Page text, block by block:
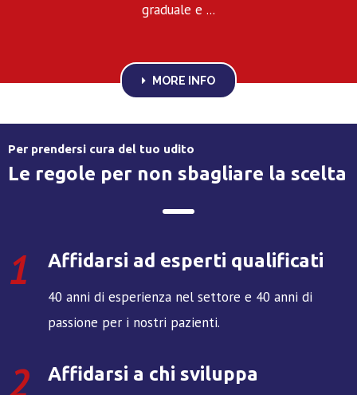
graduale e ...
MORE INFO
Per prendersi cura del tuo udito
Le regole per non sbagliare la scelta
1 Affidarsi ad esperti qualificati
40 anni di esperienza nel settore e 40 anni di
passione per i nostri pazienti.
2
Affidarsi a chi sviluppa